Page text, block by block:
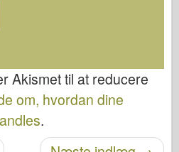
Akismet til at reducere
om, hvordan dine
.